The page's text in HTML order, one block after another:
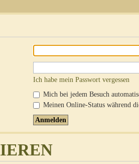
Ich habe mein Passwort vergessen
Mich bei jedem Besuch
Meinen Online-Status während